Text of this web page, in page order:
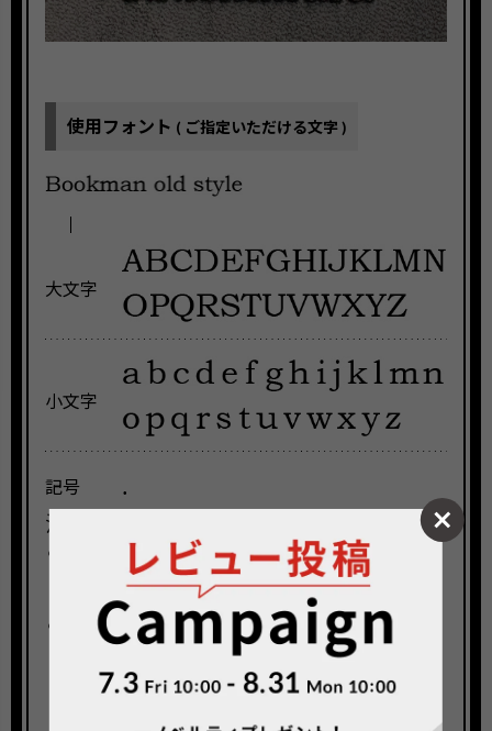
使用フォント ( ご指定いただける文字 )
大文字
小文字
記号 .
注意事項
刻印する文字は、アルファベットでご指定くだ
ドットを含めて11〜12文字まで刻印が可能で
す。文字の組み合わせやご指定の文字列によっ
てはご注文後にご連絡をさせて頂く場合がござ